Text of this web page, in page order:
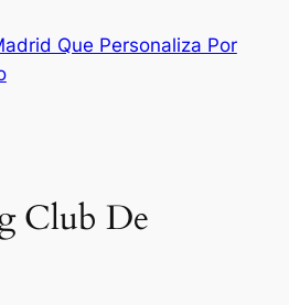
Que Personaliza Por
Club De